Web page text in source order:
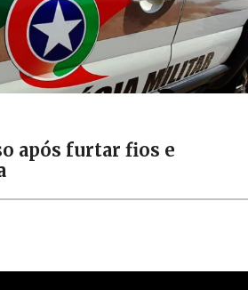
após furtar fios e